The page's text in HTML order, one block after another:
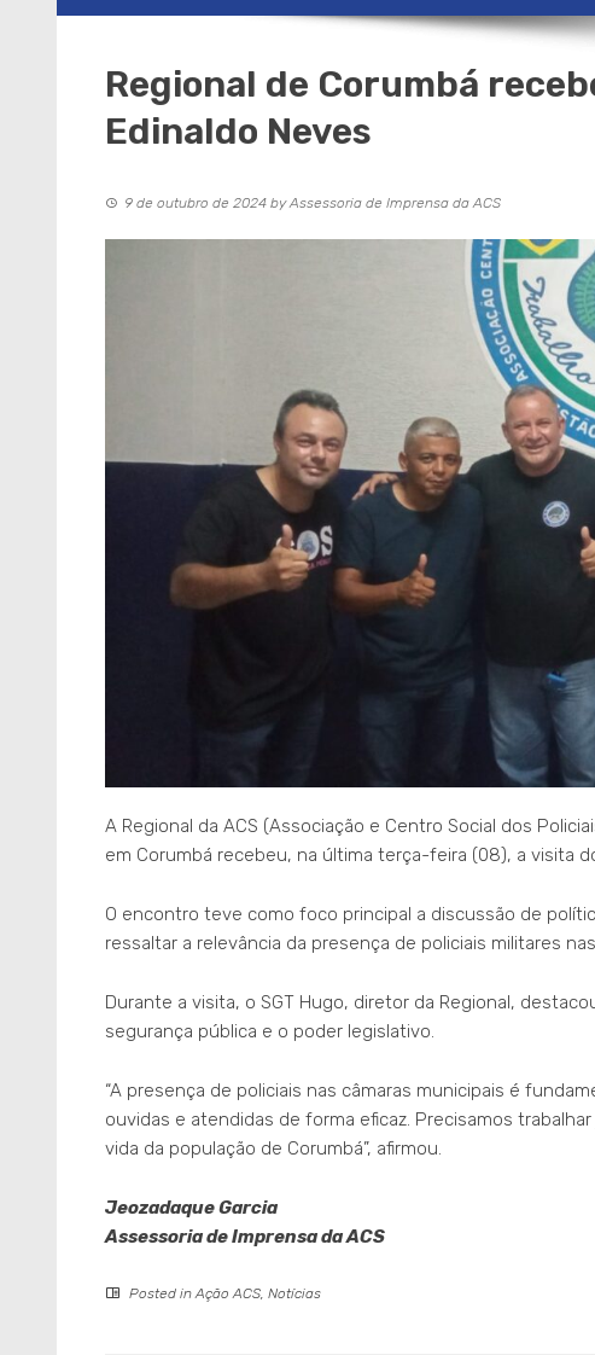
Regional de Corumbá
Edinaldo Neves
9 de outubro de 2024 byAssessoria de Imprensa da ACS
A Regional da ACS (Associação e Centro Social dos
em Corumbá recebeu, na última terça-feira (08), a visita
O encontro teve como foco principal a discussão de
ressaltar a relevância da presença de policiais militares
Durante a visita, o SGT Hugo, diretor da Regional,
segurança pública e o poder legislativo.
“A presença de policiais nas câmaras municipais é
ouvidas e atendidas de forma eficaz. Precisamos
vida da população de Corumbá”, afirmou.
Jeozadaque Garcia
Assessoria de Imprensa da ACS
Posted in Ação ACS Notícias